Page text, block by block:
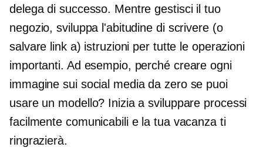
delega di successo. Mentre gestisci il tuo
negozio, sviluppa l'abitudine di scrivere (o
salvare link a) istruzioni per tutte le operazioni
importanti. Ad esempio, perché creare ogni
immagine sui social media da zero se puoi
usare un modello? Inizia a sviluppare processi
facilmente comunicabili e la tua vacanza ti
ringrazierà.